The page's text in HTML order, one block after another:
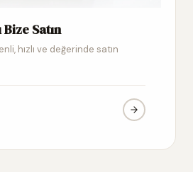
Bize Satın
hızlı ve değerinde satın